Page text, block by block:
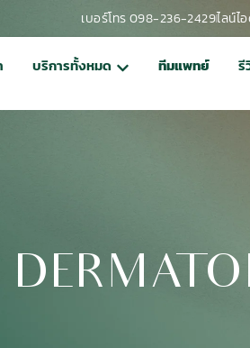
เบอร์โทร 098-236-2429ไลน์ไ
บริการทั้งหมด ทีมแพทย์ รี